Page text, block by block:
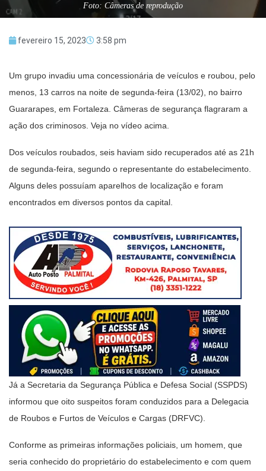
Foto: Câmeras de reprodução
fevereiro 15, 2023 3:58 pm
Um grupo invadiu uma concessionária de veículos e roubou, pelo
menos, 13 carros na noite de segunda-feira (13/02), no bairro
Guararapes, em Fortaleza. Câmeras de segurança flagraram a
ação dos criminosos. Veja no vídeo acima.
Dos veículos roubados, seis haviam sido recuperados até as 21h
de segunda-feira, segundo o representante do estabelecimento.
Alguns deles possuíam aparelhos de localização e foram
encontrados em diversos pontos da capital.
Já a Secretaria da Segurança Pública e Defesa Social (SSPDS)
informou que oito suspeitos foram conduzidos para a Delegacia
de Roubos e Furtos de Veículos e Cargas (DRFVC).
Conforme as primeiras informações policiais, um homem, que
seria conhecido do proprietário do estabelecimento e com quem